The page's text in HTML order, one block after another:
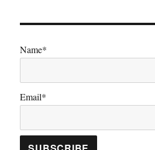
Name*
Email*